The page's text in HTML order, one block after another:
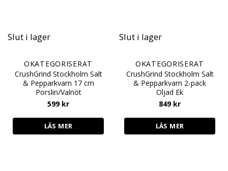
Slut i lager
OKATEGORISERAT
CrushGrind Stockholm Salt
& Pepparkvarn 17 cm
Porslin/Valnöt
599 kr
LÄS MER
Slut i lager
OKATEGORISERAT
CrushGrind Stockholm Salt
& Pepparkvarn 2-pack
Oljad Ek
849 kr
LÄS MER